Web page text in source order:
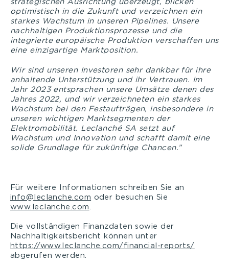
strategischen Ausrichtung überzeugt, blicken
optimistisch in die Zukunft und verzeichnen ein
starkes Wachstum in unseren Pipelines. Unsere
nachhaltigen Produktionsprozesse und die
integrierte europäische Produktion verschaffen uns
eine einzigartige Marktposition.
Wir sind unseren Investoren sehr dankbar für ihre
anhaltende Unterstützung und ihr Vertrauen. Im
Jahr 2023 entsprachen unsere Umsätze denen des
Jahres 2022, und wir verzeichneten ein starkes
Wachstum bei den Festaufträgen, insbesondere in
unseren wichtigen Marktsegmenten der
Elektromobilität. Leclanché SA setzt auf
Wachstum und Innovation und schafft damit eine
solide Grundlage für zukünftige Chancen.”
Für weitere Informationen schreiben Sie an
info@leclanche.com oder besuchen Sie
www.leclanche.com
Die vollständigen Finanzdaten sowie der
Nachhaltigkeitsbericht können unter
https://www.leclanche.com/financial-reports/
abgerufen werden.